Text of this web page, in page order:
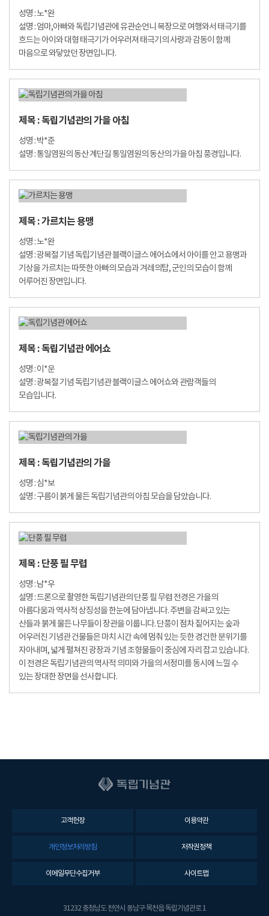
성명 : 노*완
설명 : 엄마,아빠와 독립기념관에 유관순언니 복장으로 여행와서 태극기를
흐드는 아이와 대형 태극기가 어우러져 태극기의 사랑과 감동이 함께
마음으로 와닿았던 장면입니다.
제목 : 독립기념관의 가을 아침
성명 : 박*준
설명 : 통일염원의 동산 계단길 통일염원의 동산의 가을 아침 풍경입니다.
제목 : 가르치는 용맹
성명 : 노*완
설명 : 광복절 기념 독립기념관 블랙이글스 에어쇼에서 아이를 안고 용맹과
기상을 가르치는 따뜻한 아빠의 모습과 겨레의탑, 군인의 모습이 함께
어루어진 장면입니다.
제목 : 독립기념관 에어쇼
성명 : 이*운
설명 : 광복절 기념 독립기념관 블랙이글스 에어쇼와 관람객들의
모습입니다.
제목 : 독립기념관의 가을
성명 : 심*보
설명 : 구름이 붉게 물든 독립기념관의 아침 모습을 담았습니다.
제목 : 단풍 필 무렵
성명 : 남*우
설명 : 드론으로 촬영한 독립기념관의 단풍 필 무렵 전경은 가을의
아름다움과 역사적 상징성을 한눈에 담아냅니다. 주변을 감싸고 있는
산들과 붉게 물든 나무들이 장관을 이룹니다. 단풍이 점차 짙어지는 숲과
어우러진 기념관 건물들은 마치 시간 속에 멈춰 있는 듯한 경건한 분위기를
자아내며, 넓게 펼쳐진 광장과 기념 조형물들이 중심에 자리 잡고 있습니다.
이 전경은 독립기념관의 역사적 의미와 가을의 서정미를 동시에 느낄 수
있는 장대한 장면을 선사합니다.
고객헌장 이용약관
개인정보처리방침 저작권정책
이메일무단수집거부 사이트맵
31232 충청남도 천안시 동남구 목천읍 독립기념관로 1